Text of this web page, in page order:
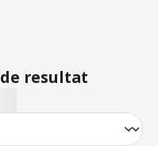
resultat